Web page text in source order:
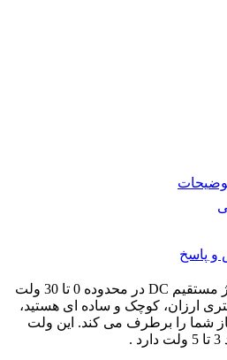
پاسخ
اگر به دنبال اندازه گیری ولتاژ مستقیم DC در محدوده 0 تا 30 ولت
ارزان، کوچک و ساده ای هستید،
3 – 30 ولتی نیاز شما را برطرف می کند. این ولت